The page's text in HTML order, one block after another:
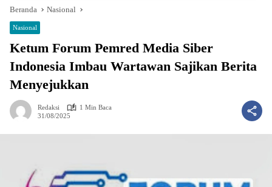
Beranda Nasional
Nasional
Ketum Forum Pemred Media Siber
Indonesia Imbau Wartawan Sajikan Berita
Menyejukkan
Redaksi
1 Min Baca
31/08/2025